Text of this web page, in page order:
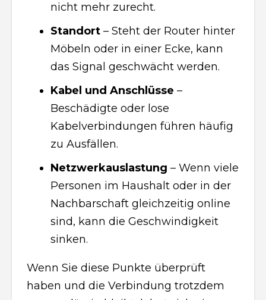
nicht mehr zurecht.
Standort – Steht der Router hinter
Möbeln oder in einer Ecke, kann
das Signal geschwächt werden.
Kabel und Anschlüsse –
Beschädigte oder lose
Kabelverbindungen führen häufig
zu Ausfällen.
Netzwerkauslastung – Wenn viele
Personen im Haushalt oder in der
Nachbarschaft gleichzeitig online
sind, kann die Geschwindigkeit
sinken.
Wenn Sie diese Punkte überprüft
haben und die Verbindung trotzdem